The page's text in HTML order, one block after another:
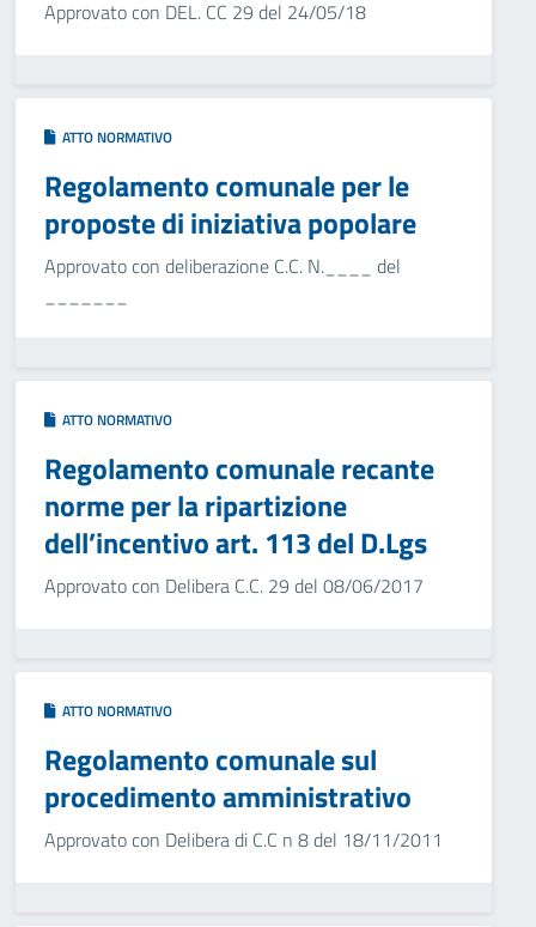
Approvato con DEL. CC 29 del 24/05/18
ATTO NORMATIVO
Regolamento comunale per le
proposte di iniziativa popolare
Approvato con deliberazione C.C. N.____ del
ATTO NORMATIVO
Regolamento comunale recante
norme per la ripartizione
dell’incentivo art. 113 del D.Lgs
Approvato con Delibera C.C. 29 del 08/06/2017
ATTO NORMATIVO
Regolamento comunale sul
procedimento amministrativo
Approvato con Delibera di C.C n 8 del 18/11/2011